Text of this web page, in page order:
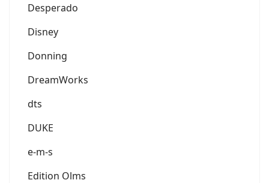
Desperado
Disney
Donning
DreamWorks
dts
DUKE
e-m-s
Edition Olms